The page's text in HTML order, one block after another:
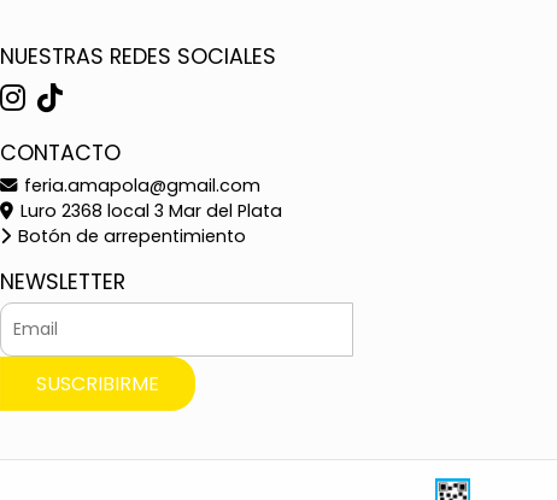
NUESTRAS REDES SOCIALES
CONTACTO
feria.amapola@gmail.com
Luro 2368 local 3 Mar del Plata
Botón de arrepentimiento
NEWSLETTER
SUSCRIBIRME